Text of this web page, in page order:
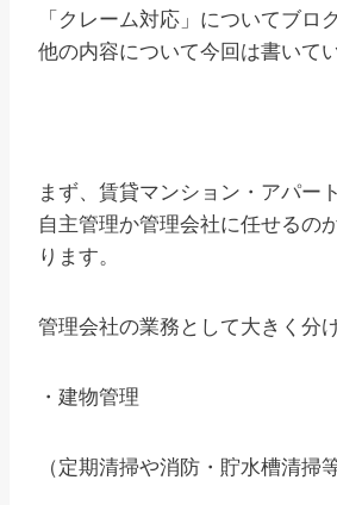
「クレーム対応」についてブロ
他の内容について今回は書いて
まず、賃貸マンション・アパー
自主管理か管理会社に任せるの
ります。
管理会社の業務として大きく分
・建物管理
（定期清掃や消防・貯水槽清掃等